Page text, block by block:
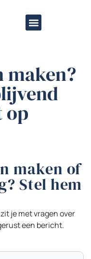
maken?
op
maken of
Stel hem
je met vragen over
een bericht.